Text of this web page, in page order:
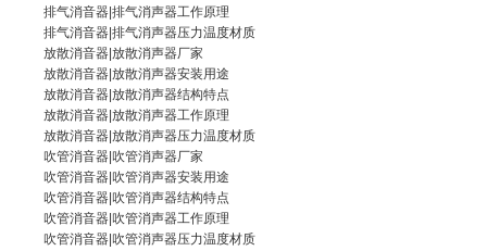
排气消音器 |排气消声器工作原理
排气消音器|排气消声器压力温度材质
放散消音器| 放散消声器厂家
放散消音器|放散消声器安装用途
放散消音器|放散消声器结构特点
放散消音器|放散消声器工作原理
放散消音器 |放散消声器压力温度材质
吹管消音器| 吹管消声器厂家
吹管消音器|吹管消声器安装用途
吹管消音器 |吹管消声器结构特点
吹管消音器|吹管消声器工作原理
吹管消音器| 吹管消声器压力温度材质